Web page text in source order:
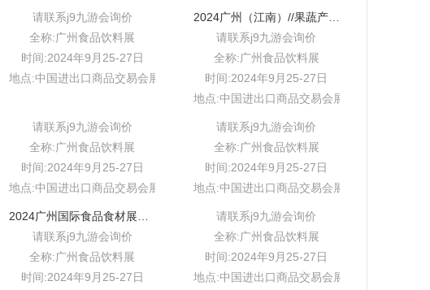
请联系j9九游会询价
全称:广州食品饮料展
时间:2024年9月25-27日
地点:中国进出口商品交易会展馆b区
2024广州（江南）//果蔬产业博览会
请联系j9九游会询价
全称:广州食品饮料展
时间:2024年9月25-27日
地点:中国进出口商品交易会展馆b区
请联系j9九游会询价
全称:广州食品饮料展
时间:2024年9月25-27日
地点:中国进出口商品交易会展馆b区
请联系j9九游会询价
全称:广州食品饮料展
时间:2024年9月25-27日
地点:中国进出口商品交易会展馆b区
请联系j9九游会询价
全称:广州食品饮料展
时间:2024年9月25-27日
请联系j9九游会询价
全称:广州食品饮料展
时间:2024年9月25-27日
地点:中国进出口商品交易会展馆b区